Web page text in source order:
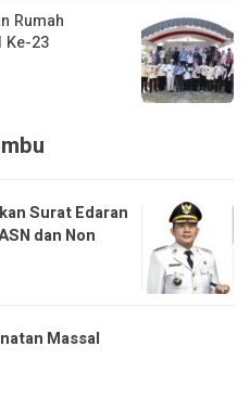
Rumah
Ke-23
Surat Edaran
dan Non
Massal